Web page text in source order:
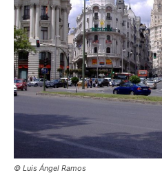
© Luis Ángel Ramos